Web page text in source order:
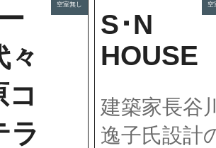
々
ラ
空室無し
S･N
HOUSE
建築家長谷
逸子氏設計
空